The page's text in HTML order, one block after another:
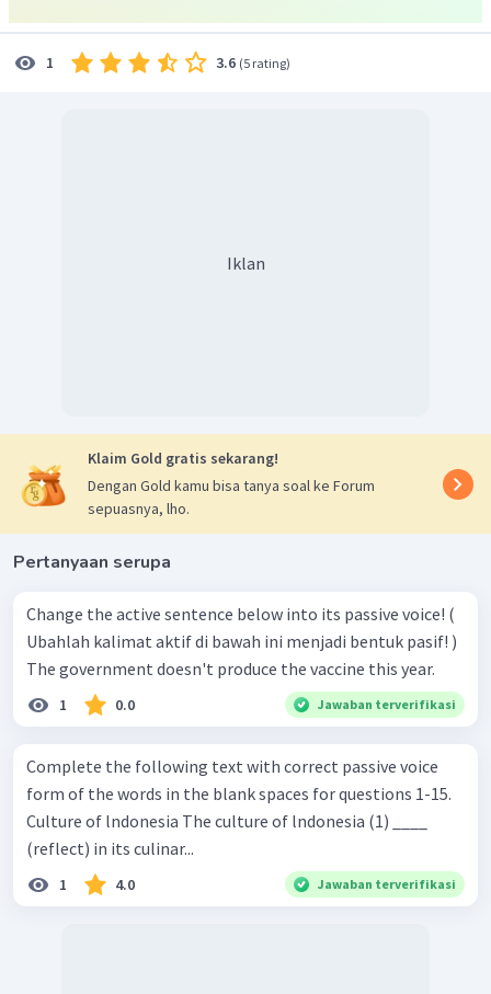
sehingga hanyaVerb 3saja yang dimasukkan.
Jadi, jawaban yang benar adalah D.
1 3.6 (5 rating)
Iklan
Klaim Gold gratis sekarang!
Dengan Gold kamu bisa tanya soal ke Forum
sepuasnya, lho.
Pertanyaan serupa
Change the active sentence below into its passive voice! (
Ubahlah kalimat aktif di bawah ini menjadi bentuk pasif! )
The government doesn't produce the vaccine this year.
1 0.0 Jawaban terverifikasi
Complete the following text with correct passive voice
form of the words in the blank spaces for questions 1-15.
Culture of lndonesia The culture of lndonesia (1) ____
(reflect) in its culinar...
1 4.0 Jawaban terverifikasi